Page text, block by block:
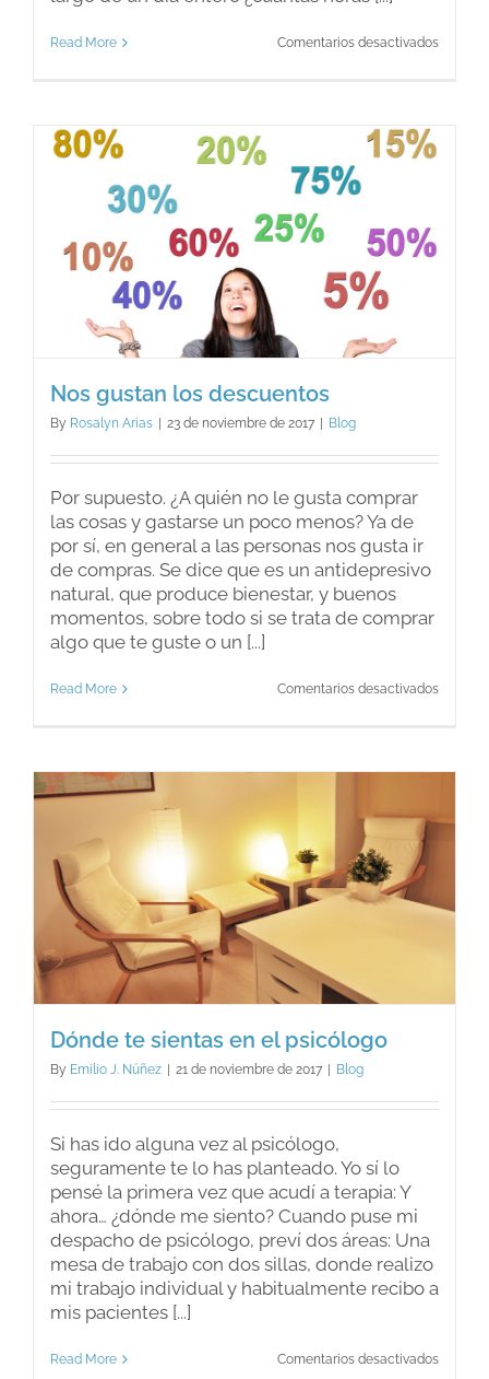
Read More Comentarios desactivadosen
Nos gustan los descuentos
By Rosalyn Arias | 23 de noviembre de 2017 | Blog
Por supuesto. ¿A quién no le gusta comprar
las cosas y gastarse un poco menos? Ya de
por sí, en general a las personas nos gusta ir
de compras. Se dice que es un antidepresivo
natural, que produce bienestar, y buenos
momentos, sobre todo si se trata de comprar
algo que te guste o un [...]
Read More Comentarios desactivadosen
Dónde te sientas en el psicólogo
By Emilio J. Núñez | 21 de noviembre de 2017 | Blog
Si has ido alguna vez al psicólogo,
seguramente te lo has planteado. Yo sí lo
pensé la primera vez que acudí a terapia: Y
ahora… ¿dónde me siento? Cuando puse mi
despacho de psicólogo, preví dos áreas: Una
mesa de trabajo con dos sillas, donde realizo
mi trabajo individual y habitualmente recibo a
mis pacientes [...]
Read More Comentarios desactivadosen